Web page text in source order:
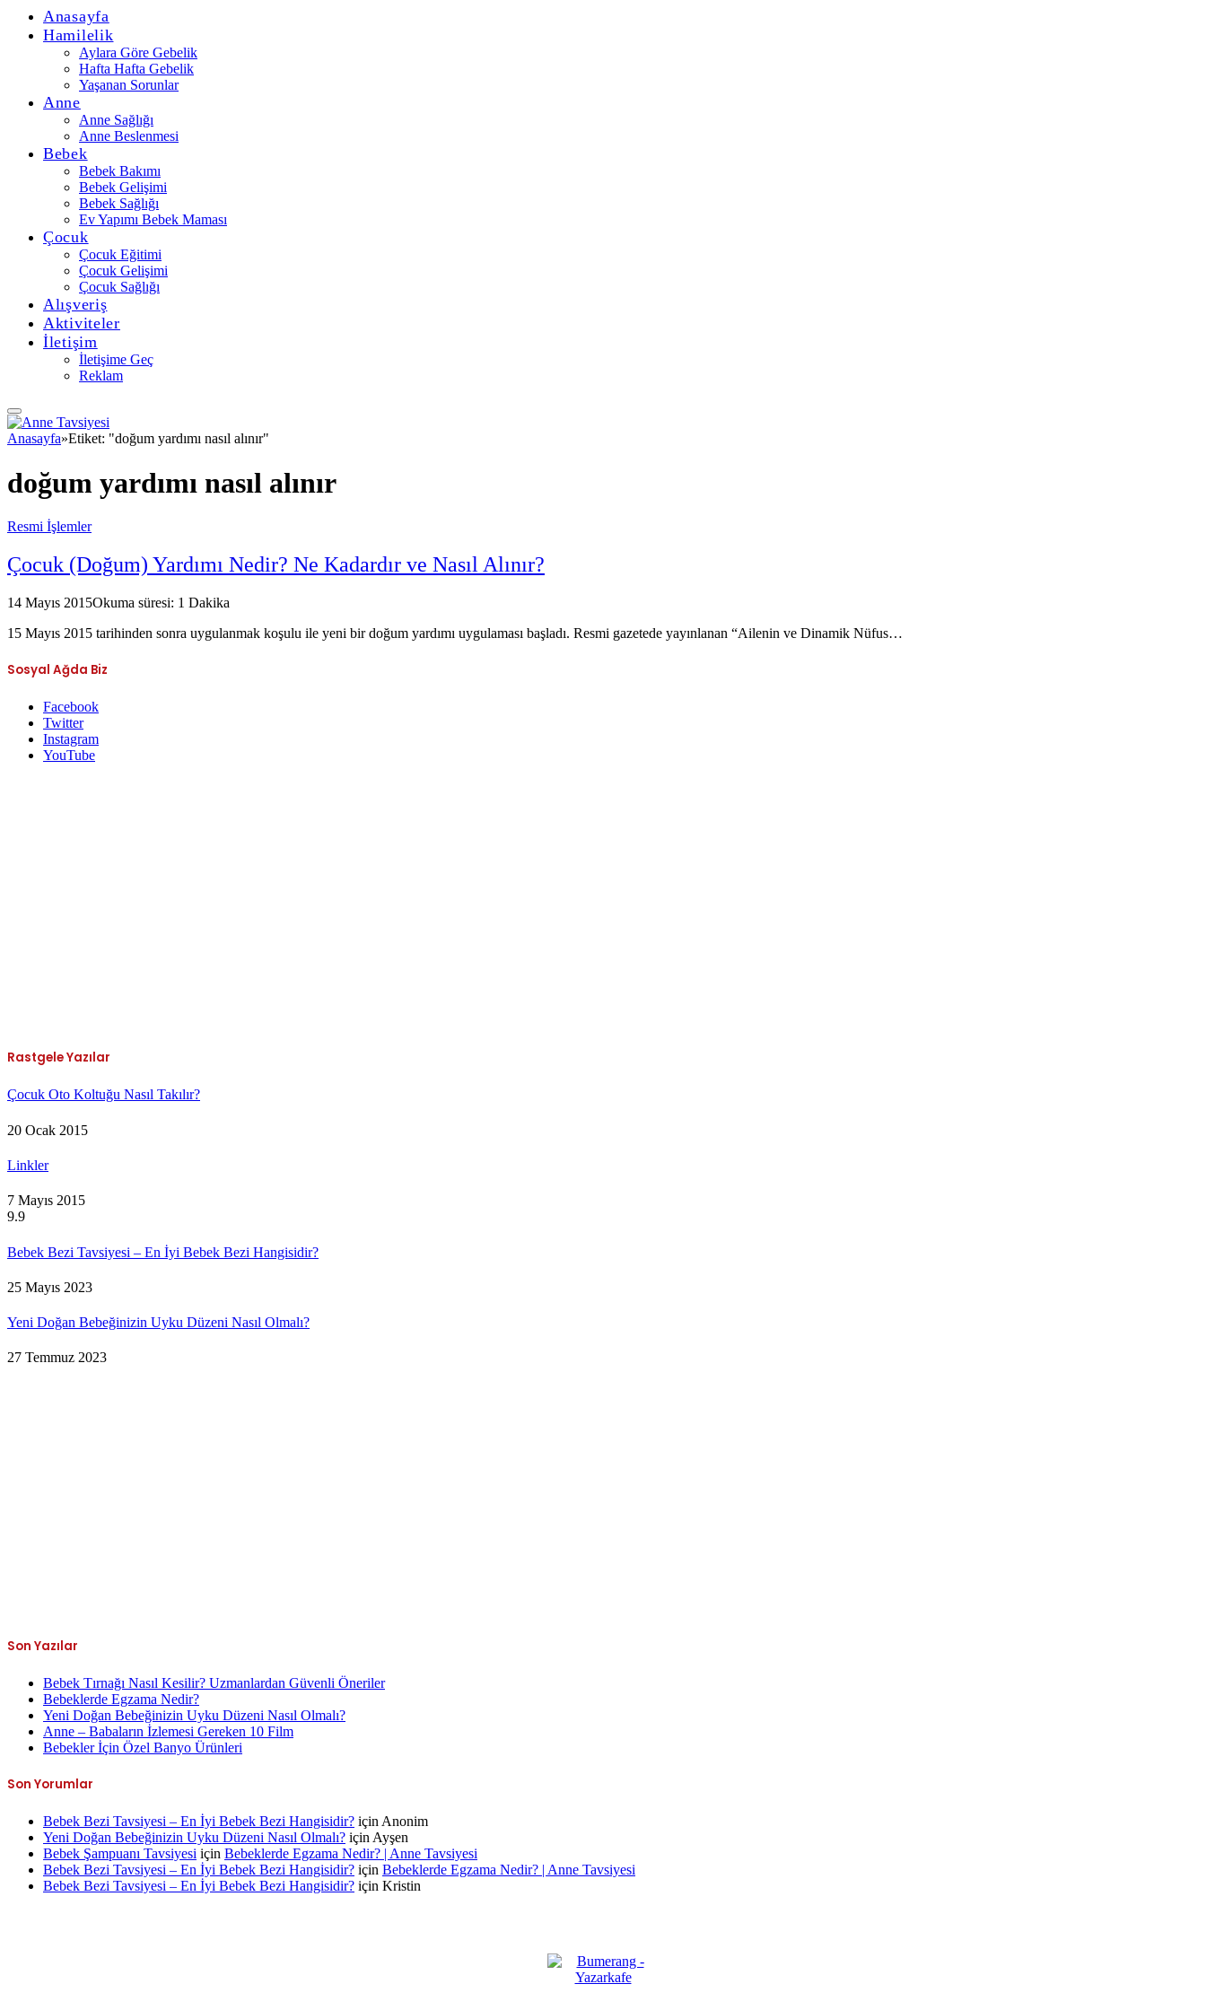
Anasayfa
Hamilelik
Aylara Göre Gebelik
Hafta Hafta Gebelik
Yaşanan Sorunlar
Anne
Anne Sağlığı
Anne Beslenmesi
Bebek
Bebek Bakımı
Bebek Gelişimi
Bebek Sağlığı
Ev Yapımı Bebek Maması
Çocuk
Çocuk Eğitimi
Çocuk Gelişimi
Çocuk Sağlığı
Alışveriş
Aktiviteler
İletişim
İletişime Geç
Reklam
Anasayfa»Etiket: "doğum yardımı nasıl alınır"
doğum yardımı nasıl alınır
Resmi İşlemler
Çocuk (Doğum) Yardımı Nedir? Ne Kadardır ve Nasıl Alınır?
14 Mayıs 2015Okuma süresi: 1 Dakika
15 Mayıs 2015 tarihinden sonra uygulanmak koşulu ile yeni bir doğum yardımı uygulaması başladı. Resmi gazetede yayınlanan “Ailenin ve Dinamik Nüfus…
Sosyal Ağda Biz
Facebook
Twitter
Instagram
YouTube
Rastgele Yazılar
Çocuk Oto Koltuğu Nasıl Takılır?
20 Ocak 2015
Linkler
7 Mayıs 2015
9.9
Bebek Bezi Tavsiyesi – En İyi Bebek Bezi Hangisidir?
25 Mayıs 2023
Yeni Doğan Bebeğinizin Uyku Düzeni Nasıl Olmalı?
27 Temmuz 2023
Son Yazılar
Bebek Tırnağı Nasıl Kesilir? Uzmanlardan Güvenli Öneriler
Bebeklerde Egzama Nedir?
Yeni Doğan Bebeğinizin Uyku Düzeni Nasıl Olmalı?
Anne – Babaların İzlemesi Gereken 10 Film
Bebekler İçin Özel Banyo Ürünleri
Son Yorumlar
Bebek Bezi Tavsiyesi – En İyi Bebek Bezi Hangisidir? için Anonim
Yeni Doğan Bebeğinizin Uyku Düzeni Nasıl Olmalı? için Ayşen
Bebek Şampuanı Tavsiyesi için Bebeklerde Egzama Nedir? | Anne Tavsiyesi
Bebek Bezi Tavsiyesi – En İyi Bebek Bezi Hangisidir? için Bebeklerde Egzama Nedir? | Anne Tavsiyesi
Bebek Bezi Tavsiyesi – En İyi Bebek Bezi Hangisidir? için Kristin